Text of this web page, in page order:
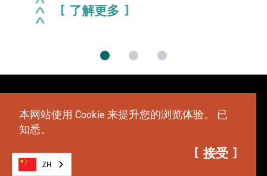
了解更多
本网站使用 Cookie 来提升您的浏览体验。 已
知悉。
接受
ZH